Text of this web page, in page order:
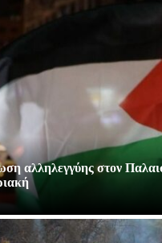
αλληλεγγύης στον